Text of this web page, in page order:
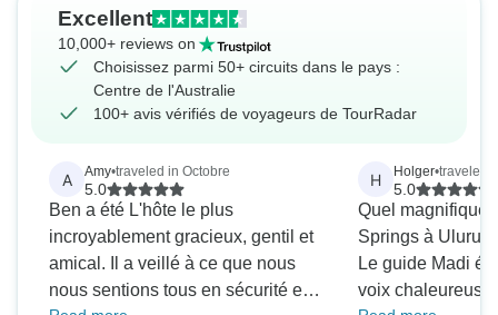
Excellent
10,000+ reviews on
Choisissez parmi 50+ circuits dans le pays :
Centre de l'Australie
100+ avis vérifiés de voyageurs de TourRadar
A Amy•traveled in Octobre
5.0
Ben a été L'hôte le plus
incroyablement gracieux, gentil et
amical. Il a veillé à ce que nous
nous sentions tous en sécurité et il
H Holger•traveled
5.0
Quel magnifique
Springs à Uluru
Le guide Madi
voix